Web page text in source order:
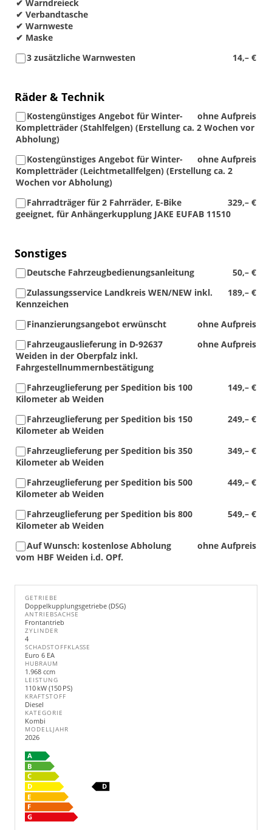
✔ Warndreieck
✔ Verbandtasche
✔ Warnweste
✔ Maske
14,– €
3 zusätzliche Warnwesten
Räder & Technik
ohne Aufpreis
Kostengünstiges Angebot für Winter-
Kompletträder (Stahlfelgen) (Erstellung ca. 2 Wochen vor
Abholung)
ohne Aufpreis
Kostengünstiges Angebot für Winter-
Kompletträder (Leichtmetallfelgen) (Erstellung ca. 2
Wochen vor Abholung)
329,– €
Fahrradträger für 2 Fahrräder, E-Bike
geeignet, für Anhängerkupplung JAKE EUFAB 11510
Sonstiges
50,– €
Deutsche Fahrzeugbedienungsanleitung
189,– €
Zulassungsservice Landkreis WEN/NEW inkl.
Kennzeichen
ohne Aufpreis
Finanzierungsangebot erwünscht
ohne Aufpreis
Fahrzeugauslieferung in D-92637
Weiden in der Oberpfalz inkl.
Fahrgestellnummernbestätigung
149,– €
Fahrzeuglieferung per Spedition bis 100
Kilometer ab Weiden
249,– €
Fahrzeuglieferung per Spedition bis 150
Kilometer ab Weiden
349,– €
Fahrzeuglieferung per Spedition bis 350
Kilometer ab Weiden
449,– €
Fahrzeuglieferung per Spedition bis 500
Kilometer ab Weiden
549,– €
Fahrzeuglieferung per Spedition bis 800
Kilometer ab Weiden
ohne Aufpreis
Auf Wunsch: kostenlose Abholung
vom HBF Weiden i.d. OPf.
GETRIEBE
Doppelkupplungsgetriebe (DSG)
ANTRIEBSACHSE
Frontantrieb
ZYLINDER
4
SCHADSTOFFKLASSE
Euro 6 EA
HUBRAUM
1.968 ccm
LEISTUNG
110 kW (150 PS)
KRAFTSTOFF
Diesel
KATEGORIE
Kombi
MODELLJAHR
2026